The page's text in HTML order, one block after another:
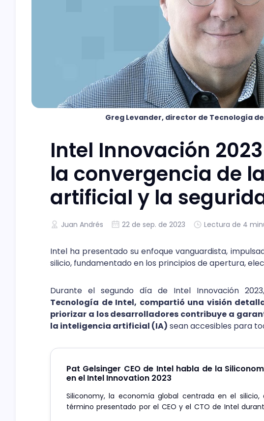
Greg Levander, director de Tecnología
Intel Innovación
la convergencia de
artificial y la
Juan Andrés 22 de sep. de 2023 Lectura de 4
Intel ha presentado su enfoque vanguardista,
silicio, fundamentado en los principios de apertura,
Durante el segundo día de Intel Innovación
Tecnología de Intel, compartió una visión
priorizar a los desarrolladores contribuye a
la inteligencia artificial (IA) sean accesibles para
Pat Gelsinger CEO de Intel habla de la
en el Intel Innovation 2023
Siliconomy, la economía global centrada en el silicio,
término presentado por el CEO y el CTO de Intel